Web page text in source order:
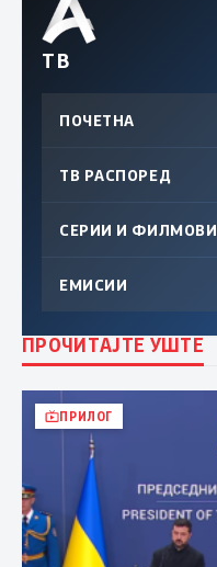
ТВ
ПОЧЕТНА
ТВ РАСПОРЕД
СЕРИИ И ФИЛМОВИ
ЕМИСИИ
ПРОЧИТАЈТЕ УШТЕ
ПРИЛОГ